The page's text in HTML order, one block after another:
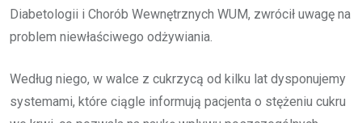
Diabetologii i Chorób Wewnętrznych WUM, zwrócił uwagę na
problem niewłaściwego odżywiania.
Według niego, w walce z cukrzycą od kilku lat dysponujemy
systemami, które ciągle informują pacjenta o stężeniu cukru